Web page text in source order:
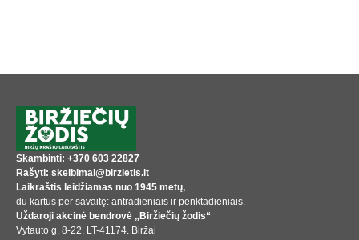
Skambinti: +370 603 22827
Rašyti: skelbimai@birzietis.lt
Laikraštis leidžiamas nuo 1945 metų,
du kartus per savaitę: antradieniais ir penktadieniais.
Uždaroji akcinė bendrovė „Biržiečių žodis“
Vytauto g. 8-22, LT-41174. Biržai